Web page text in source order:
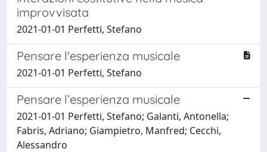
improvvisata
2021-01-01 Perfetti, Stefano
Pensare l'esperienza musicale
2021-01-01 Perfetti, Stefano
Pensare l’esperienza musicale
2021-01-01 Perfetti, Stefano; Galanti, Antonella;
Fabris, Adriano; Giampietro, Manfred; Cecchi,
Alessandro